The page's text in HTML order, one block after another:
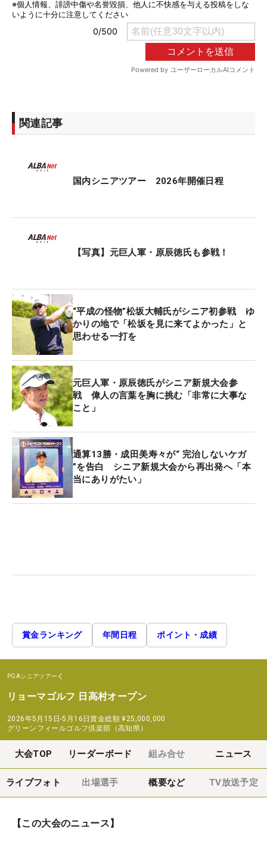
関連記事
国内シニアツアー 2026年開催日程
【写真】元巨人軍・原辰徳氏も参戦！
“平成の怪物”松坂大輔氏がシニア初参戦 ゆ
かりの地で「松坂を見に来てよかった」と
思わせる一打を
元巨人軍・原辰徳氏がシニア新規大会参
戦 偉人の言葉を胸に挑む「非常に大事な
こと」
通算13勝・成田美寿々が“ 完治しないケガ
”を告白 シニア新規大会から再出発へ「本
当にありがたい」
賞金ランキング 年間日程 ポイント・成績
PGAシニアツアー
リョーマゴルフ 日高村オープン
2026年5月15日-5月16日賞金総額 ¥25,000,000
グリーンフィールゴルフ倶楽部（高知県）
大会TOP リーダーボード 組み合せ ニュース
ライブフォト 出場選手 概要など TV放送予定
【この大会のニュース】